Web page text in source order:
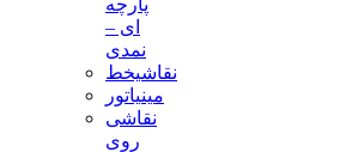
پارچه
ای –
نمدی
نقاشیخط
مینیاتور
نقاشی
روی